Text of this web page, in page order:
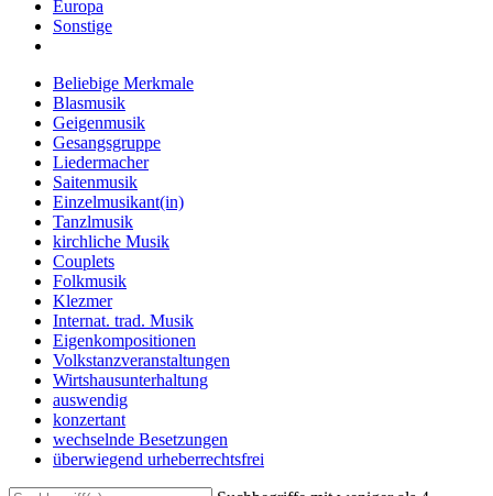
Europa
Sonstige
Beliebige Merkmale
Blasmusik
Geigenmusik
Gesangsgruppe
Liedermacher
Saitenmusik
Einzelmusikant(in)
Tanzlmusik
kirchliche Musik
Couplets
Folkmusik
Klezmer
Internat. trad. Musik
Eigenkompositionen
Volkstanzveranstaltungen
Wirtshausunterhaltung
auswendig
konzertant
wechselnde Besetzungen
überwiegend urheberrechtsfrei